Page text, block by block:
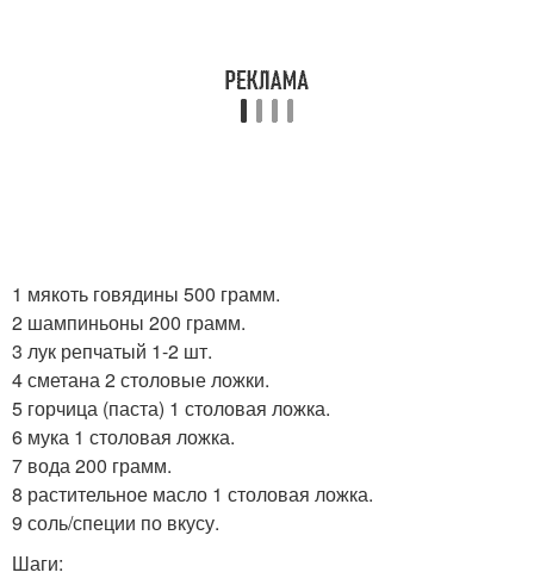
1 мякоть говядины 500 грамм.
2 шампиньоны 200 грамм.
3 лук репчатый 1-2 шт.
4 сметана 2 столовые ложки.
5 горчица (паста) 1 столовая ложка.
6 мука 1 столовая ложка.
7 вода 200 грамм.
8 растительное масло 1 столовая ложка.
9 соль/специи по вкусу.
Шаги: